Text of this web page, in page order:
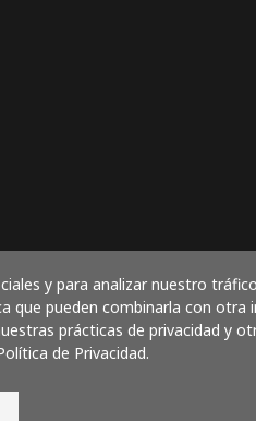
y para analizar nuestro
que pueden combinarla con otra
prácticas de privacidad y
de Privacidad.